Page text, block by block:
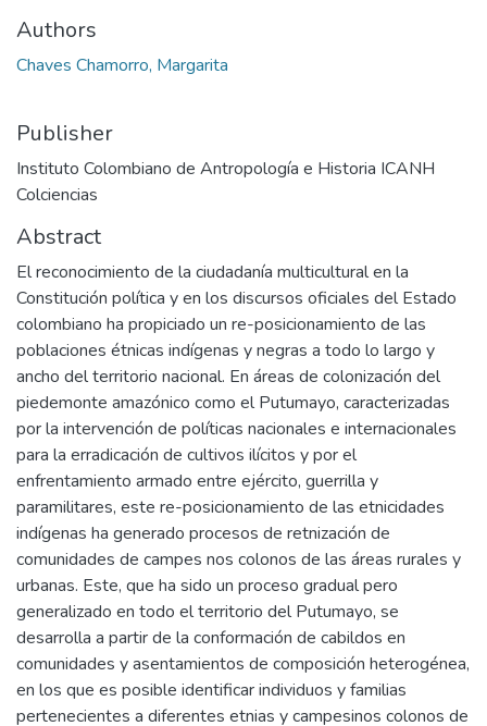
Authors
Chaves Chamorro, Margarita
Publisher
Instituto Colombiano de Antropología e Historia ICANH
Colciencias
Abstract
El reconocimiento de la ciudadanía multicultural en la
Constitución política y en los discursos oficiales del Estado
colombiano ha propiciado un re-posicionamiento de las
poblaciones étnicas indígenas y negras a todo lo largo y
ancho del territorio nacional. En áreas de colonización del
piedemonte amazónico como el Putumayo, caracterizadas
por la intervención de políticas nacionales e internacionales
para la erradicación de cultivos ilícitos y por el
enfrentamiento armado entre ejército, guerrilla y
paramilitares, este re-posicionamiento de las etnicidades
indígenas ha generado procesos de retnización de
comunidades de campes nos colonos de las áreas rurales y
urbanas. Este, que ha sido un proceso gradual pero
generalizado en todo el territorio del Putumayo, se
desarrolla a partir de la conformación de cabildos en
comunidades y asentamientos de composición heterogénea,
en los que es posible identificar individuos y familias
pertenecientes a diferentes etnias y campesinos colonos de